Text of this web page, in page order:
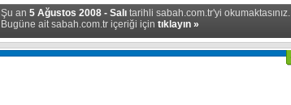
Şu an 5 Ağustos 2008 - Salı tarihli sabah.com.tr'yi okumaktasınız.
Bugüne ait sabah.com.tr içeriği için tıklayın »